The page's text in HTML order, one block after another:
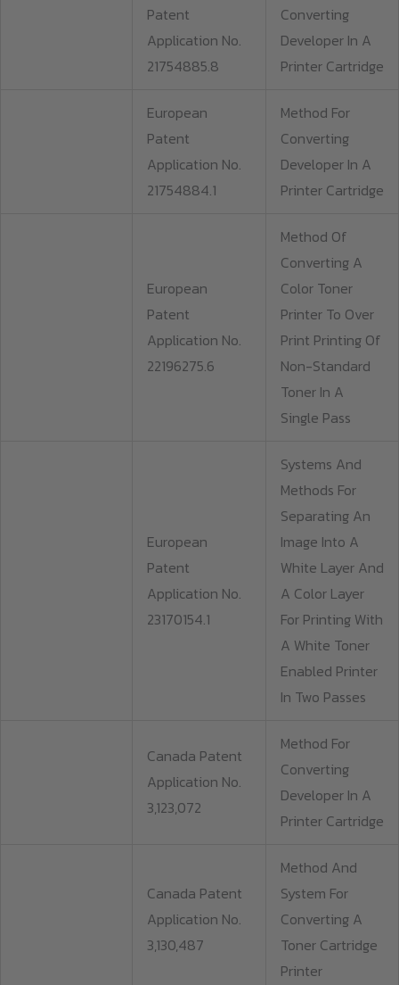
Patent
Application No.
21754885.8
Converting
Developer In A
Printer Cartridge
European
Patent
Application No.
21754884.1
Method For
Converting
Developer In A
Printer Cartridge
European
Patent
Application No.
22196275.6
Method Of
Converting A
Color Toner
Printer To Over
Print Printing Of
Non-Standard
Toner In A
Single Pass
European
Patent
Application No.
23170154.1
Systems And
Methods For
Separating An
Image Into A
White Layer And
A Color Layer
For Printing With
A White Toner
Enabled Printer
In Two Passes
Canada Patent
Application No.
3,123,072
Method For
Converting
Developer In A
Printer Cartridge
Canada Patent
Application No.
3,130,487
Method And
System For
Converting A
Toner Cartridge
Printer